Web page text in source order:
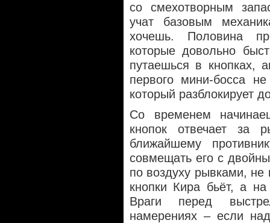
со смехотворным
учат базовым
хочешь. Половина
которые довольно
путаешься в кнопках,
первого мини-босса
который разблокирует
Со временем
кнопок отвечает за
ближайшему
совмещать его с
по воздуху рывками, не
кнопки Кира бьёт, а
Враги перед
намерениях – если